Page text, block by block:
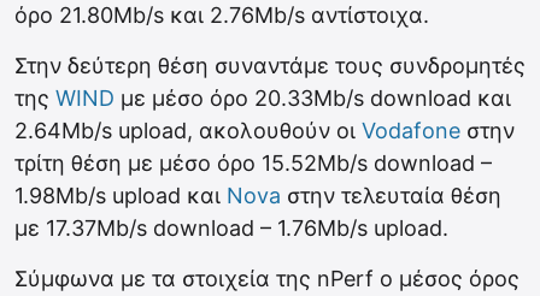
όρο 21.80Mb/s και 2.76Mb/s αντίστοιχα.
Στην δεύτερη θέση συναντάμε τους συνδρομητές
της WIND με μέσο όρο 20.33Mb/s download και
2.64Mb/s upload, ακολουθούν οι Vodafone στην
τρίτη θέση με μέσο όρο 15.52Mb/s download –
1.98Mb/s upload και Nova στην τελευταία θέση
με 17.37Mb/s download – 1.76Mb/s upload.
Σύμφωνα με τα στοιχεία της nPerf ο μέσος όρος